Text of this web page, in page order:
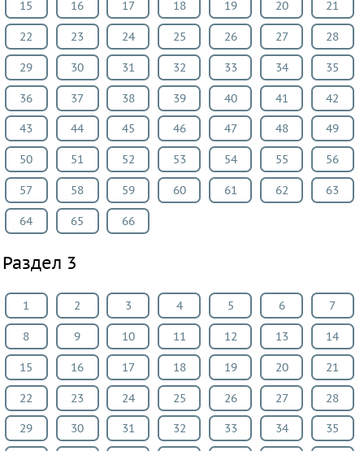
Казахский
язык
Мир
природы
и
человека
Физкультура
ВИДЕОРЕШЕНИЯ
15 16 17 18 19 20 21
22 23 24 25 26 27 28
29 30 31 32 33 34 35
36 37 38 39 40 41 42
43 44 45 46 47 48 49
50 51 52 53 54 55 56
57 58 59 60 61 62 63
64 65 66
Раздел 3
1 2 3 4 5 6 7
8 9 10 11 12 13 14
15 16 17 18 19 20 21
22 23 24 25 26 27 28
29 30 31 32 33 34 35